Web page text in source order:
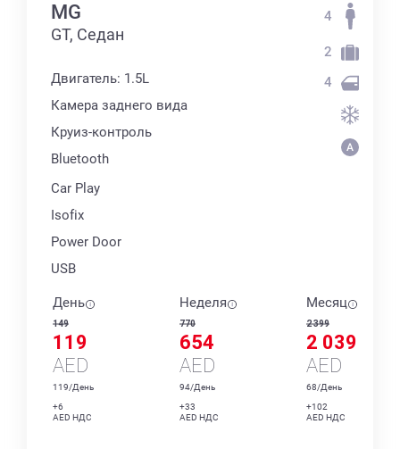
MG
GT, Седан
Двигатель: 1.5L
Камера заднего вида
Круиз-контроль
Bluetooth
Car Play
Isofix
Power Door
USB
4
2
4
День
149
119
AED
119/День
+6
AED НДС
Неделя
770
654
AED
94/День
+33
AED НДС
Месяц
2 399
2 039
AED
68/День
+102
AED НДС